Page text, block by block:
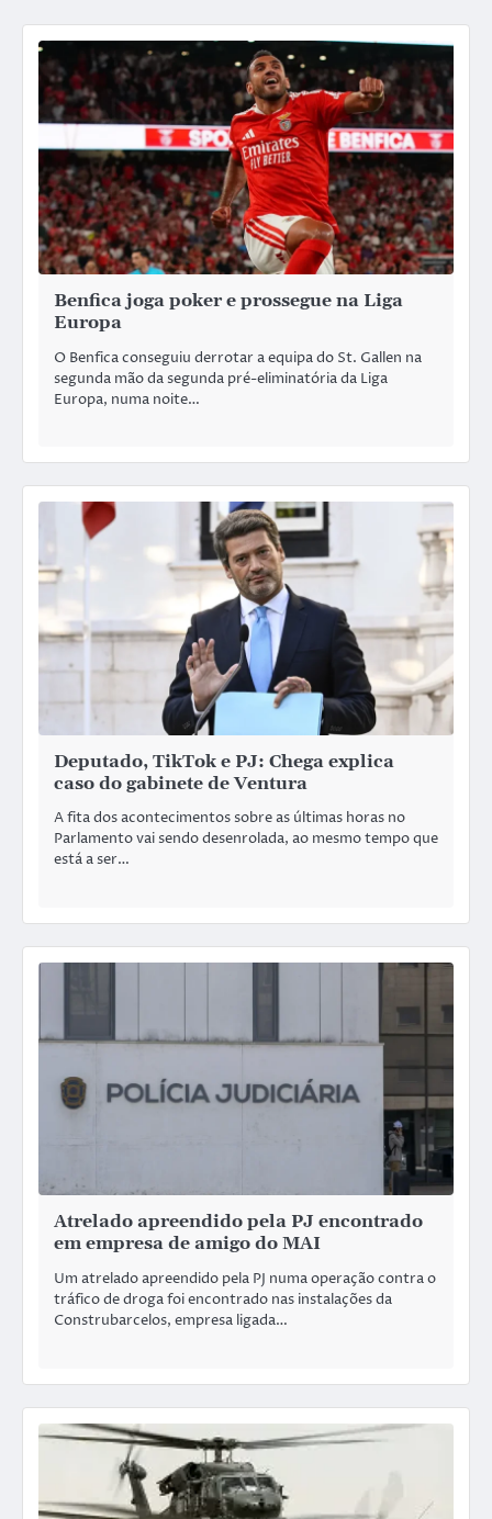
Benfica joga poker e prossegue na Liga
Europa
O Benfica conseguiu derrotar a equipa do St. Gallen na
segunda mão da segunda pré-eliminatória da Liga
Europa, numa noite…
Deputado, TikTok e PJ: Chega explica
caso do gabinete de Ventura
A fita dos acontecimentos sobre as últimas horas no
Parlamento vai sendo desenrolada, ao mesmo tempo que
está a ser…
Atrelado apreendido pela PJ encontrado
em empresa de amigo do MAI
Um atrelado apreendido pela PJ numa operação contra o
tráfico de droga foi encontrado nas instalações da
Construbarcelos, empresa ligada…